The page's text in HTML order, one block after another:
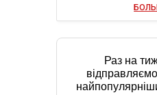
Раз на